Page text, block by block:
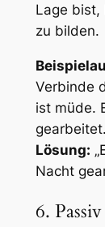
Lage bist,
zu bilden.
Verbinde
ist müde.
Lösung:
Nacht
6.